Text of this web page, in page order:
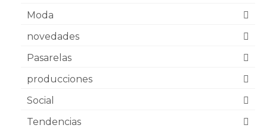
Moda
novedades
Pasarelas
producciones
Social
Tendencias